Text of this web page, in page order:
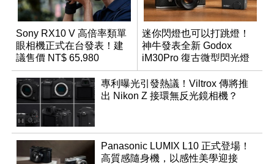
Sony RX10 V 高倍率類單
眼相機正式在台發表！建
議售價 NT$ 65,980
迷你閃燈也可以打跳燈！
神牛發表全新 Godox
iM30Pro 復古微型閃光燈
專利曝光引發熱議！Viltrox 傳將推
出 Nikon Z 接環無反光鏡相機？
Panasonic LUMIX L10 正式登場！
高質感隨身機，以感性美學迎接